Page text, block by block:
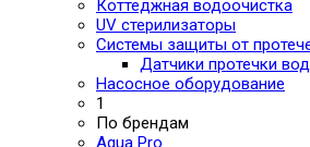
Коттеджная водоочистка
UV стерилизаторы
Системы защиты от
Датчики протечки
Насосное оборудование
1
По брендам
Aqua Pro